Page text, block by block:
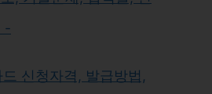
-
신청자격, 발급방법,